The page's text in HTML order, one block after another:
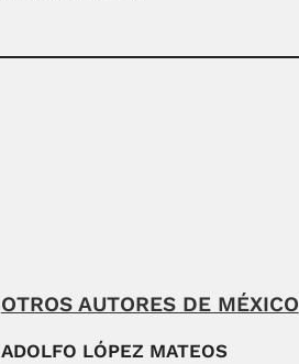
OTROS AUTORES DE MÉXICO
ADOLFO LÓPEZ MATEOS